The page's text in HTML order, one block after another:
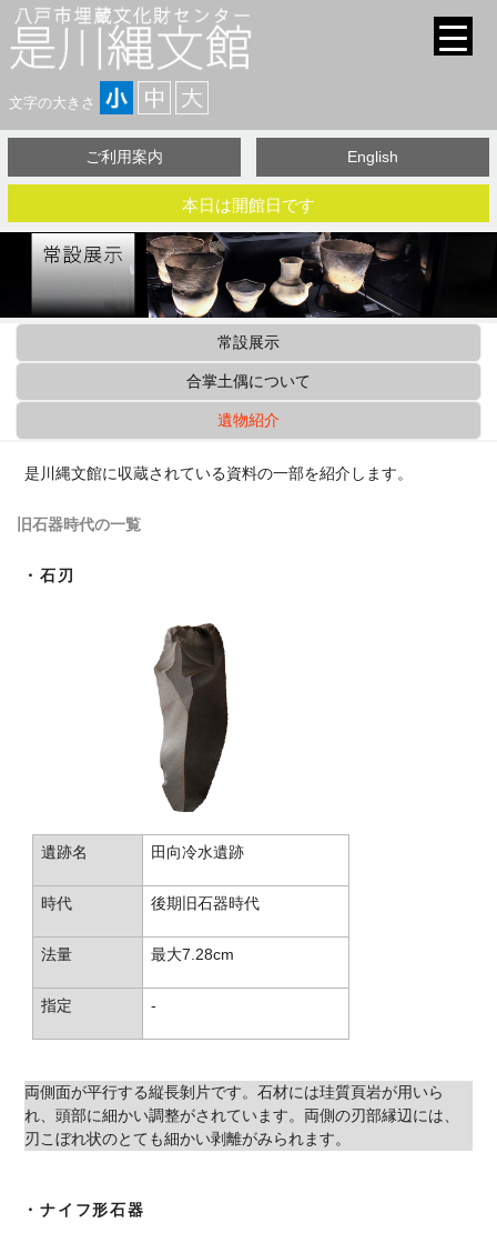
文字の大きさ
ご利用案内 English
本日は開館日です
常設展示
合掌土偶について
遺物紹介
是川縄文館に収蔵されている資料の一部を紹介します。
旧石器時代の一覧
・石刃
遺跡名 田向冷水遺跡
時代 後期旧石器時代
法量 最大7.28cm
指定 -
両側面が平行する縦長剝片です。石材には珪質頁岩が用いら
れ、頭部に細かい調整がされています。両側の刃部縁辺には、
刃こぼれ状のとても細かい剥離がみられます。
・ナイフ形石器